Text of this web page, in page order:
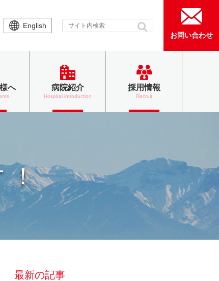
English
お問い合わせ
へ 病院紹介
Hospital introduction
採用情報
Recruit
！
最新の記事